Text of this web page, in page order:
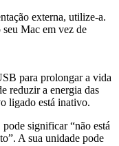
externa, utilize-a.
Mac em vez de
para prolongar a vida
reduzir a energia das
ligado está inativo.
significar “não está
A sua unidade pode